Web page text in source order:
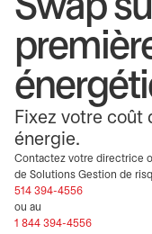
Swap
Fixez votre coût
énergie.
Contactez votre directrice
de Solutions Gestion de
514 394-4556
ou au
1 844 394-4556